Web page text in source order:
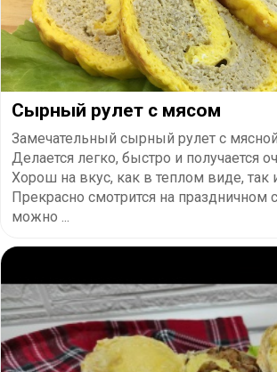
Сырный рулет с мясом
Замечательный сырный рулет с мясной
Делается легко, быстро и получается
Хорош на вкус, как в теплом виде, так
Прекрасно смотрится на праздничном
можно ...